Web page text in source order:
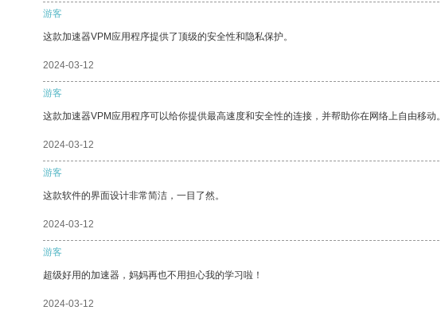
游客
这款加速器VPM应用程序提供了顶级的安全性和隐私保护。
2024-03-12
游客
这款加速器VPM应用程序可以给你提供最高速度和安全性的连接，并帮助你在网络上自由移动。
2024-03-12
游客
这款软件的界面设计非常简洁，一目了然。
2024-03-12
游客
超级好用的加速器，妈妈再也不用担心我的学习啦！
2024-03-12